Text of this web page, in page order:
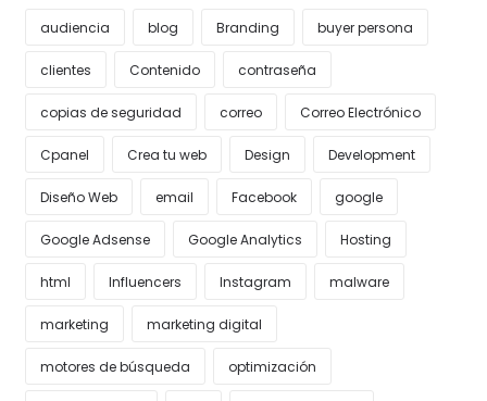
audiencia blog Branding buyer persona
clientes Contenido contraseña
copias de seguridad correo Correo Electrónico
Cpanel Crea tu web Design Development
Diseño Web email Facebook google
Google Adsense Google Analytics Hosting
html Influencers Instagram malware
marketing marketing digital
motores de búsqueda optimización